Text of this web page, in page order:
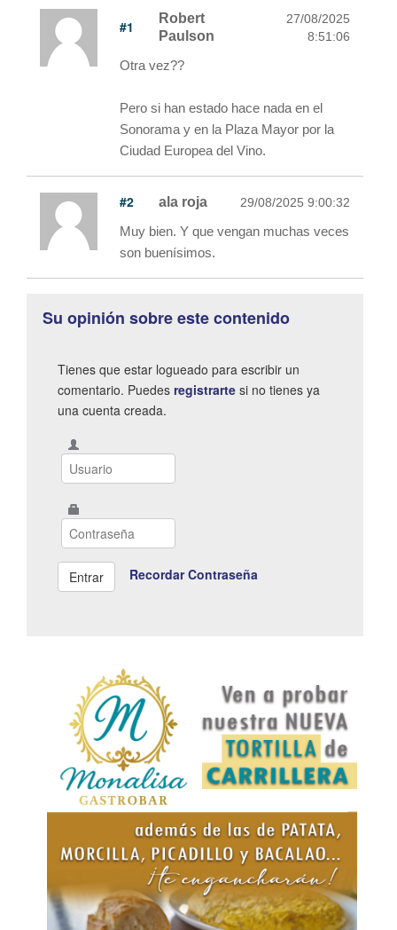
#1
Robert
Paulson
27/08/2025
8:51:06
Otra vez??
Pero si han estado hace nada en el
Sonorama y en la Plaza Mayor por la
Ciudad Europea del Vino.
#2 ala roja 29/08/2025 9:00:32
Muy bien. Y que vengan muchas veces
son buenísimos.
Su opinión sobre este contenido
Tienes que estar logueado para escribir un
comentario. Puedes registrarte si no tienes ya
una cuenta creada.
Recordar Contraseña